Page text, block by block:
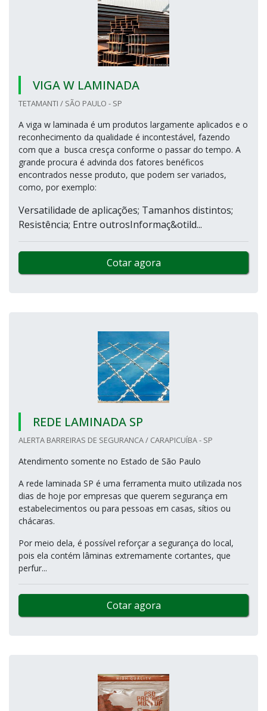
VIGA W LAMINADA
TETAMANTI / SÃO PAULO - SP
A viga w laminada é um produtos largamente aplicados e o
reconhecimento da qualidade é incontestável, fazendo
com que a busca cresça conforme o passar do tempo. A
grande procura é advinda dos fatores benéficos
encontrados nesse produto, que podem ser variados,
como, por exemplo:
Versatilidade de aplicações; Tamanhos distintos;
Resistência; Entre outrosInformaç&otild...
Cotar agora
REDE LAMINADA SP
ALERTA BARREIRAS DE SEGURANCA / CARAPICUÍBA - SP
Atendimento somente no Estado de São Paulo
A rede laminada SP é uma ferramenta muito utilizada nos
dias de hoje por empresas que querem segurança em
estabelecimentos ou para pessoas em casas, sítios ou
chácaras.
Por meio dela, é possível reforçar a segurança do local,
pois ela contém lâminas extremamente cortantes, que
perfur...
Cotar agora